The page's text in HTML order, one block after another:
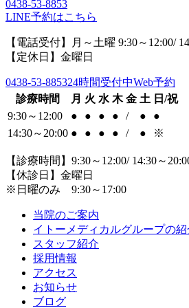
0438-53-8853
LINE予約はこちら
【電話受付】月～土曜 9:30～12:00/
【定休日】金曜日
0438-53-885324時間受付中Web予約
診療時間
月 火 水 木 金 土 日/祝
9:30～12:00
● ● ● ● / ●
●
14:30～20:00 ● ● ● ● / ● ※
【診療時間】9:30～12:00/ 14:30～
【休診日】金曜日
※日曜のみ 9:30～17:00
当院のご案内
イトーメディカルグループの紹
スタッフ紹介
採用情報
アクセス
お知らせ
ブログ